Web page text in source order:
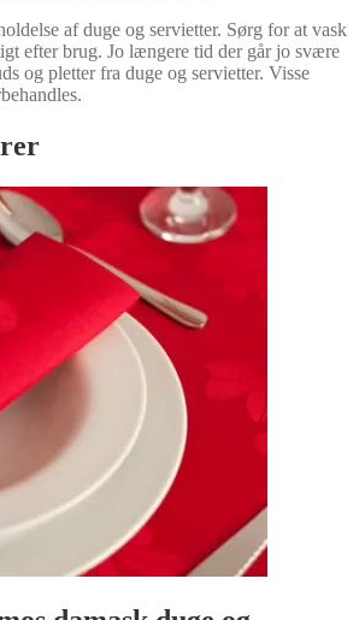
af duge og servietter. Sørg for at vask
efter brug. Jo længere tid der går jo svære
og pletter fra duge og servietter. Visse